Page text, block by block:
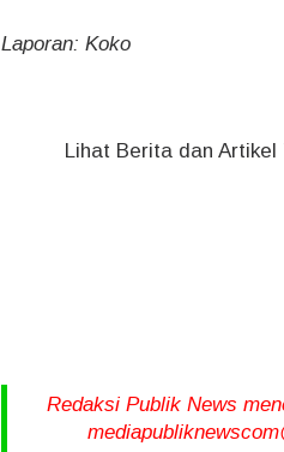
Laporan: Koko
Lihat Berita dan Artikel
Redaksi Publik News